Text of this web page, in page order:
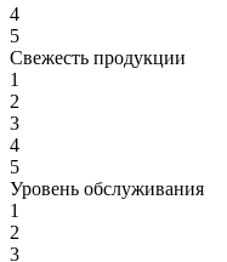
4
5
Свежесть продукции
1
2
3
4
5
Уровень обслуживания
1
2
3